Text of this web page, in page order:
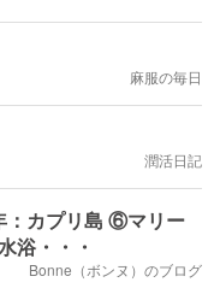
麻服の毎日
潤活日記
：カプリ島 ⑥マリー
浴・・・
Bonne（ボンヌ）のブログ